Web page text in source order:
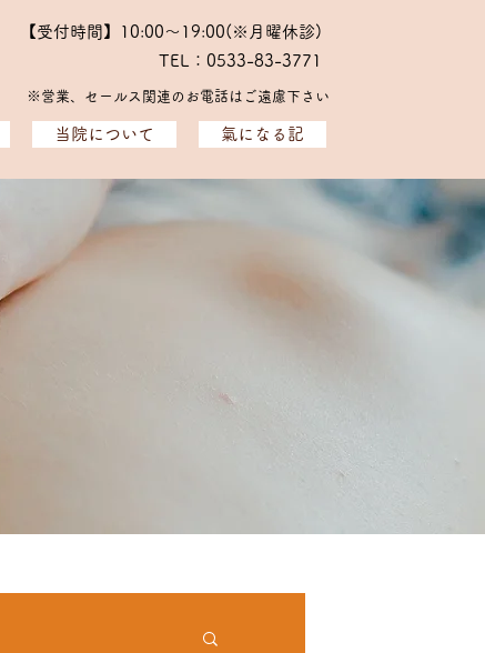
【受付時間】10:00～19:00(※月曜休診)
TEL：0533-83-3771
※​営業、セールス関連のお電話はご遠慮下さい
当院について 氣になる記